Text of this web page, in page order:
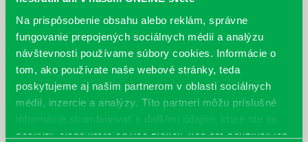
Na prispôsobenie obsahu alebo reklám, správne
fungovanie prepojených sociálnych médií a analýzu
návštevnosti používame súbory cookies. Informácie o
tom, ako používate naše webové stránky, teda
poskytujeme aj našim partnerom v oblasti sociálnych
médií, inzercie a analýzy. Títo partneri môžu príslušné
informácie skombinovať s ďalšími údajmi, ktoré ste im
poskytli, alebo ktoré od vás získali, keď ste používali ich